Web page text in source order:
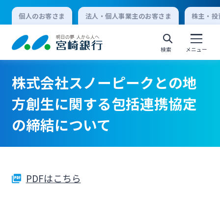
個人のお客さま 法人・個人事業主のお客さま 株主・
検索 メニュー
個人向けインターネットバンキング
ログオン
株式会社スノーピークとの地
方創生に関する包括連携協定
の締結について
PDFはこちら